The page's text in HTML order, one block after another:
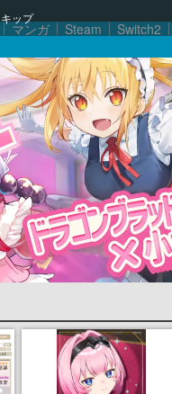
ップ
マンガ Steam Switch2